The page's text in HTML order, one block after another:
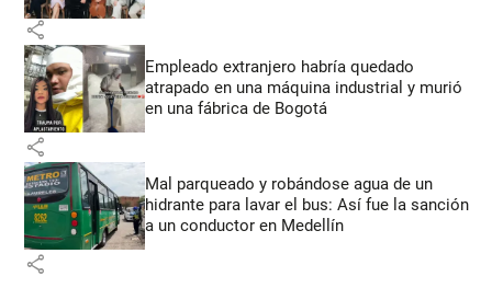
share
Empleado extranjero habría quedado
atrapado en una máquina industrial y murió
en una fábrica de Bogotá
share
Mal parqueado y robándose agua de un
hidrante para lavar el bus: Así fue la sanción
a un conductor en Medellín
share